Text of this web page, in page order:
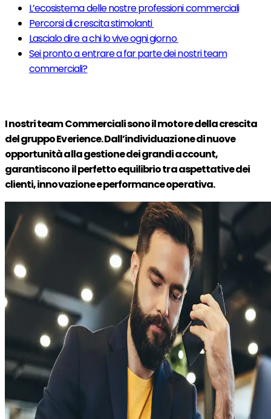
L’ecosistema delle nostre professioni commerciali
Percorsi di crescita stimolanti
Lascialo dire a chi lo vive ogni giorno
Sei pronto a entrare a far parte dei nostri team
commerciali?
I nostri team Commerciali sono il motore della crescita
del gruppo Everience. Dall’individuazione di nuove
opportunità alla gestione dei grandi account,
garantiscono il perfetto equilibrio tra aspettative dei
clienti, innovazione e performance operativa.